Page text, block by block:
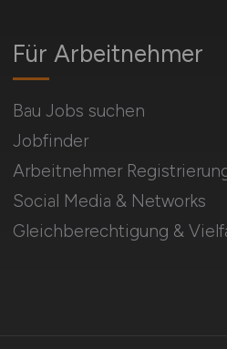
Für Arbeitnehmer
Bau Jobs suchen
Jobfinder
Arbeitnehmer
Social Media & Networks
Gleichberechtigung &